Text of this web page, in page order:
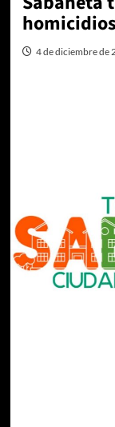
4 de diciembre de